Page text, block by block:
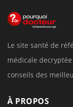
Le site santé de
médicale
conseils des
À PROPOS